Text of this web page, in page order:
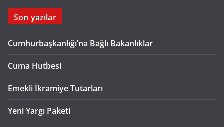
Son yazılar
Cumhurbaşkanlığı’na Bağlı Bakanlıklar
Cuma Hutbesi
Emekli İkramiye Tutarları
Yeni Yargı Paketi